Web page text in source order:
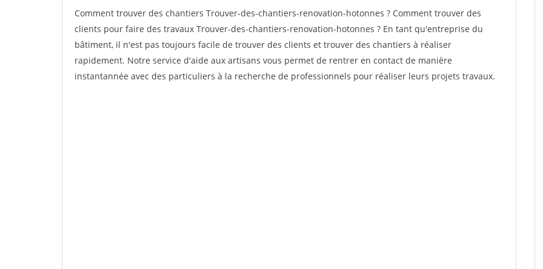
Comment trouver des chantiers Trouver-des-chantiers-renovation-hotonnes ? Comment trouver des
clients pour faire des travaux Trouver-des-chantiers-renovation-hotonnes ? En tant qu'entreprise du
bâtiment, il n'est pas toujours facile de trouver des clients et trouver des chantiers à réaliser
rapidement. Notre service d'aide aux artisans vous permet de rentrer en contact de manière
instantannée avec des particuliers à la recherche de professionnels pour réaliser leurs projets travaux.